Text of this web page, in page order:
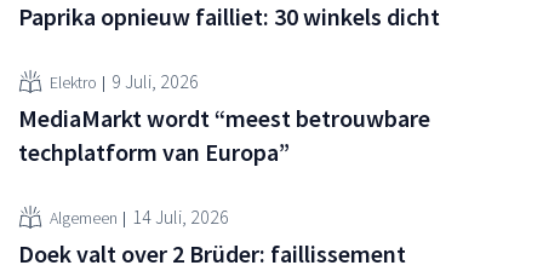
Paprika opnieuw failliet: 30 winkels dicht
Elektro 9 Juli, 2026
MediaMarkt wordt “meest betrouwbare
techplatform van Europa”
Algemeen 14 Juli, 2026
Doek valt over 2 Brüder: faillissement